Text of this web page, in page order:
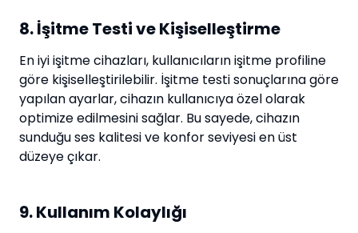
8. İşitme Testi ve Kişiselleştirme
En iyi işitme cihazları, kullanıcıların işitme profiline
göre kişiselleştirilebilir. İşitme testi sonuçlarına göre
yapılan ayarlar, cihazın kullanıcıya özel olarak
optimize edilmesini sağlar. Bu sayede, cihazın
sunduğu ses kalitesi ve konfor seviyesi en üst
düzeye çıkar.
9. Kullanım Kolaylığı